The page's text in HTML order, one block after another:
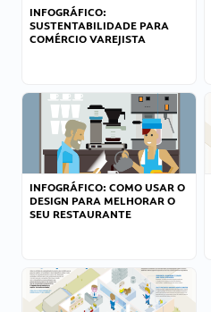
INFOGRÁFICO:
SUSTENTABILIDADE PARA
COMÉRCIO VAREJISTA
INFOGRÁFICO: COMO USAR O
DESIGN PARA MELHORAR O
SEU RESTAURANTE